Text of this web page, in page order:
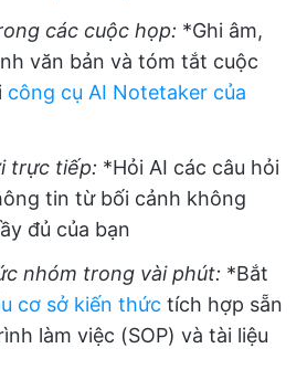
các cuộc họp: *Ghi âm,
văn bản và tóm tắt cuộc
công cụ AI Notetaker của
trực tiếp: *Hỏi AI các câu hỏi
tin từ bối cảnh không
đủ của bạn
nhóm trong vài phút: *Bắt
cơ sở kiến thức tích hợp sẵn
làm việc (SOP) và tài liệu